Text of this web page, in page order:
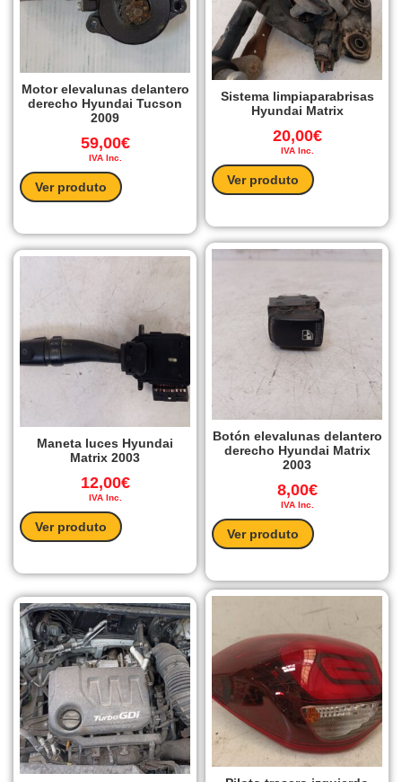
Motor elevalunas delantero
derecho Hyundai Tucson
2009
59,00€
IVA Inc.
Ver produto
Sistema limpiaparabrisas
Hyundai Matrix
20,00€
IVA Inc.
Ver produto
Maneta luces Hyundai
Matrix 2003
12,00€
IVA Inc.
Ver produto
Botón elevalunas delantero
derecho Hyundai Matrix
2003
8,00€
IVA Inc.
Ver produto